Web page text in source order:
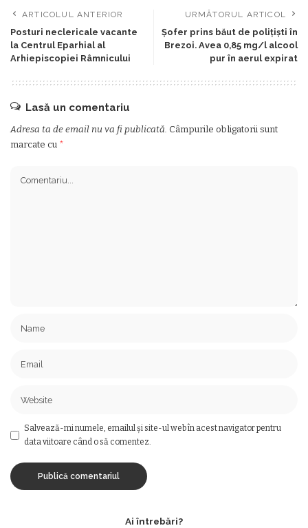
ARTICOLUL ANTERIOR
Posturi neclericale vacante
la Centrul Eparhial al
Arhiepiscopiei Râmnicului
URMĂTORUL ARTICOL
Şofer prins băut de poliţişti în
Brezoi. Avea 0,85 mg/l alcool
pur în aerul expirat
Lasă un comentariu
Adresa ta de email nu va fi publicată. Câmpurile obligatorii sunt
marcate cu *
Salvează-mi numele, emailul și site-ul web în acest navigator pentru
data viitoare când o să comentez.
Ai întrebări?